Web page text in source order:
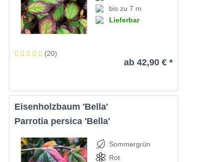
bis zu 7 m
Lieferbar
(20)
ab 42,90 € *
Eisenholzbaum 'Bella'
Parrotia persica 'Bella'
Sommergrün
Rot